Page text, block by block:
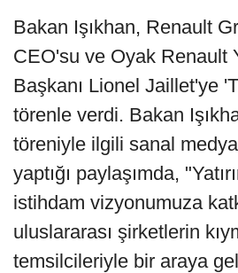
Bakan Işıkhan, Renault
CEO'su ve Oyak Renault
Başkanı Lionel Jaillet'ye
törenle verdi. Bakan
töreniyle ilgili sanal
yaptığı paylaşımda,
istihdam vizyonumuza
uluslararası şirketlerin
temsilcileriyle bir araya